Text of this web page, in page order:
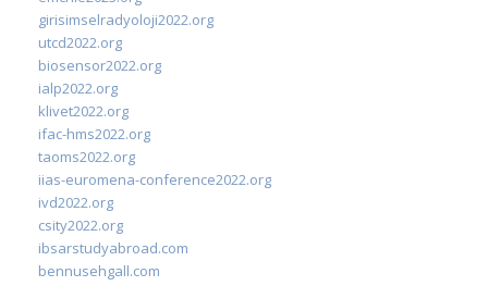
girisimselradyoloji2022.org
utcd2022.org
biosensor2022.org
ialp2022.org
klivet2022.org
ifac-hms2022.org
taoms2022.org
iias-euromena-conference2022.org
ivd2022.org
csity2022.org
ibsarstudyabroad.com
bennusehgall.com